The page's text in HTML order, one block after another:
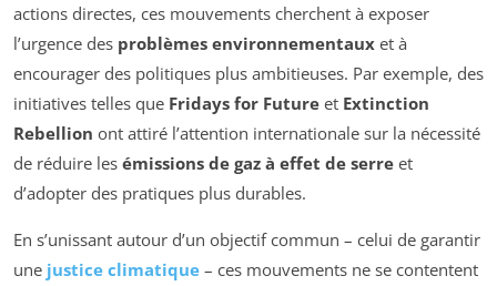
actions directes, ces mouvements cherchent à exposer
l’urgence des problèmes environnementaux et à
encourager des politiques plus ambitieuses. Par exemple, des
initiatives telles que Fridays for Future et Extinction
Rebellion ont attiré l’attention internationale sur la nécessité
de réduire les émissions de gaz à effet de serre et
d’adopter des pratiques plus durables.
En s’unissant autour d’un objectif commun – celui de garantir
une justice climatique – ces mouvements ne se contentent